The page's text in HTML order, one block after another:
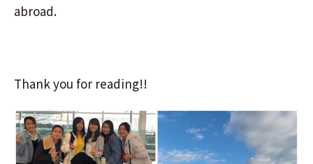
abroad.
Thank you for reading!!